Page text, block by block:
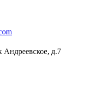
Андреевское, д.7